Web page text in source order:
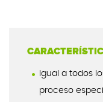
Igual a todos
proceso